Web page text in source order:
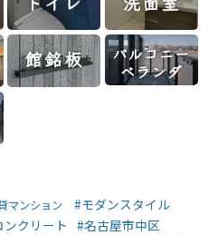
マンション
モダンスタイル
ンクリート 名古屋市中区